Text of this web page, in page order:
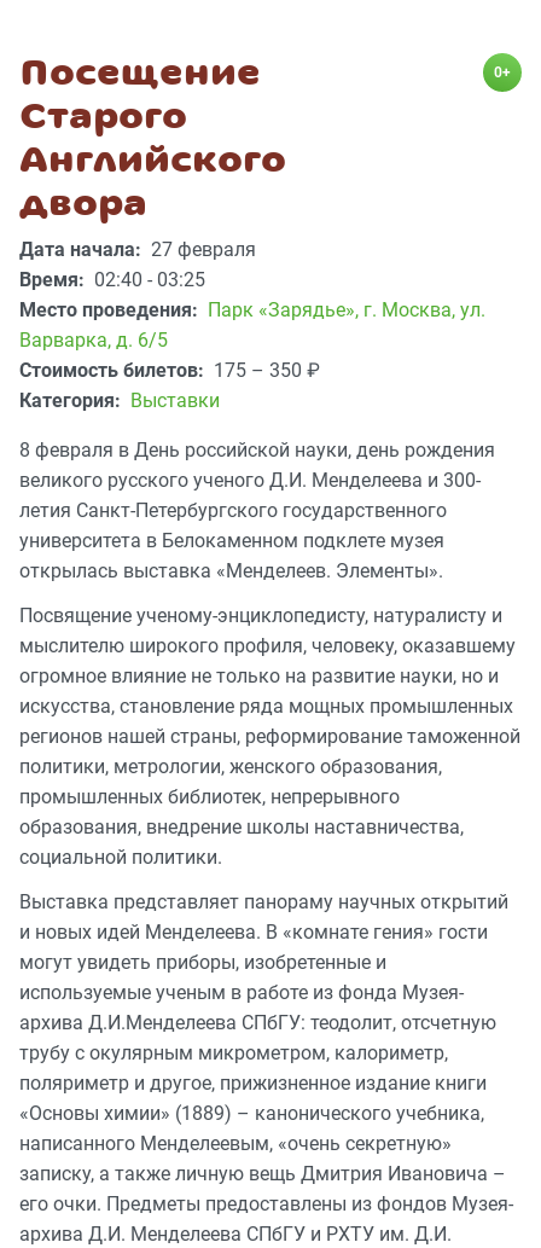
Посещение
Старого
Английского
двора
0+
Дата начала: 27 февраля
Время: 02:40 - 03:25
Место проведения:
Парк «Зарядье», г. Москва, ул.
Варварка, д. 6/5
Стоимость билетов: 175 – 350 ₽
Категория: Выставки
8 февраля в День российской науки, день рождения
великого русского ученого Д.И. Менделеева и 300-
летия Санкт-Петербургского государственного
университета в Белокаменном подклете музея
открылась выставка «Менделеев. Элементы».
Посвящение ученому-энциклопедисту, натуралисту и
мыслителю широкого профиля, человеку, оказавшему
огромное влияние не только на развитие науки, но и
искусства, становление ряда мощных промышленных
регионов нашей страны, реформирование таможенной
политики, метрологии, женского образования,
промышленных библиотек, непрерывного
образования, внедрение школы наставничества,
социальной политики.
Выставка представляет панораму научных открытий
и новых идей Менделеева. В «комнате гения» гости
могут увидеть приборы, изобретенные и
используемые ученым в работе из фонда Музея-
архива Д.И.Менделеева СПбГУ: теодолит, отсчетную
трубу с окулярным микрометром, калориметр,
поляриметр и другое, прижизненное издание книги
«Основы химии» (1889) – канонического учебника,
написанного Менделеевым, «очень секретную»
записку, а также личную вещь Дмитрия Ивановича –
его очки. Предметы предоставлены из фондов Музея-
архива Д.И. Менделеева СПбГУ и РХТУ им. Д.И.